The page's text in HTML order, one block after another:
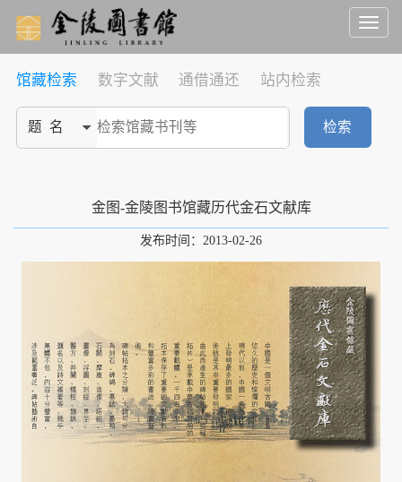
Toggle
馆藏检索 数字文献 通借通还 站内检索
检索
金图-金陵图书馆藏历代金石文献库
发布时间：2013-02-26